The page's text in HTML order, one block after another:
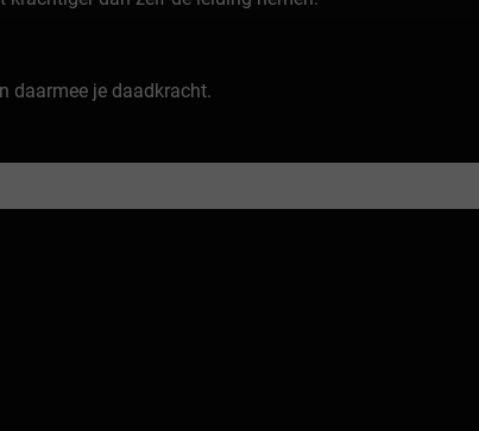
daarmee je daadkracht.